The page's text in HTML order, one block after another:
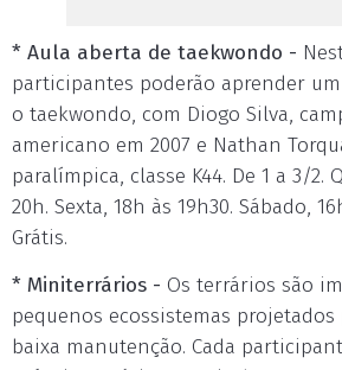
* Aula aberta de taekwondo -
participantes poderão aprender
o taekwondo, com Diogo Silva,
americano em 2007 e Nathan
paralímpica, classe K44. De 1 a 3/2.
20h. Sexta, 18h às 19h30. Sábado,
Grátis.
* Miniterrários - Os terrários são
pequenos ecossistemas projetados
baixa manutenção. Cada